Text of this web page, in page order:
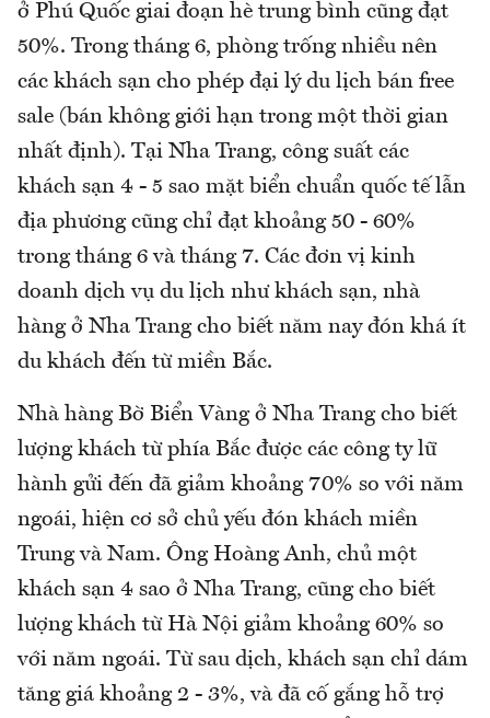
ở Phú Quốc giai đoạn hè trung bình cũng đạt
50%. Trong tháng 6, phòng trống nhiều nên
các khách sạn cho phép đại lý du lịch bán free
sale (bán không giới hạn trong một thời gian
nhất định). Tại Nha Trang, công suất các
khách sạn 4 - 5 sao mặt biển chuẩn quốc tế lẫn
địa phương cũng chỉ đạt khoảng 50 - 60%
trong tháng 6 và tháng 7. Các đơn vị kinh
doanh dịch vụ du lịch như khách sạn, nhà
hàng ở Nha Trang cho biết năm nay đón khá ít
du khách đến từ miền Bắc.
Nhà hàng Bờ Biển Vàng ở Nha Trang cho biết
lượng khách từ phía Bắc được các công ty lữ
hành gửi đến đã giảm khoảng 70% so với năm
ngoái, hiện cơ sở chủ yếu đón khách miền
Trung và Nam. Ông Hoàng Anh, chủ một
khách sạn 4 sao ở Nha Trang, cũng cho biết
lượng khách từ Hà Nội giảm khoảng 60% so
với năm ngoái. Từ sau dịch, khách sạn chỉ dám
tăng giá khoảng 2 - 3%, và đã cố gắng hỗ trợ